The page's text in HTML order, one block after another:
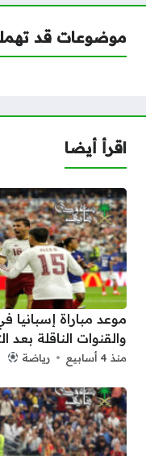
موضوعات قد
اقرأ أيضا
والقنوات الناقلة
منذ 4 أسابيع رياضة